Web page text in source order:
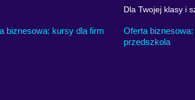
Dla Twojej klasy i
biznesowa: kursy dla firm
Oferta biznesowa:
przedszkola